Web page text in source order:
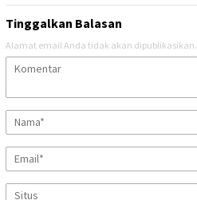
Tinggalkan Balasan
Alamat email Anda tidak akan dipublikasikan.